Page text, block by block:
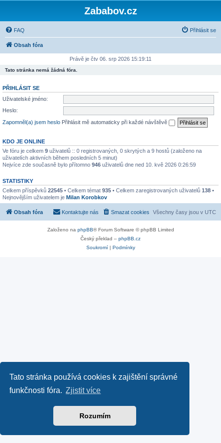
Tato stránka používá cookies k zajištění správné
funkčnosti fóra. Zjistit více
Rozumím
Zababov.cz
FAQ Přihlásit se
Obsah fóra
Právě je čtv 06. srp 2026 15:19:11
Tato stránka nemá žádná fóra.
PŘIHLÁSIT SE
Uživatelské jméno:
Heslo:
Zapomněl(a) jsem heslo Přihlásit mě automaticky při každé návštěvě
KDO JE ONLINE
Ve fóru je celkem 9 uživatelů :: 0 registrovaných, 0 skrytých a 9 hostů (založeno na
uživatelích aktivních během posledních 5 minut)
Nejvíce zde současně bylo přítomno 946 uživatelů dne ned 10. kvě 2026 0:26:59
STATISTIKY
Celkem příspěvků 22545 • Celkem témat 935 • Celkem zaregistrovaných uživatelů 138 •
Nejnovějším uživatelem je Milan Korobkov
Obsah fóra Všechny časy jsou v UTC
Smazat cookies
Kontaktujte nás
Založeno na phpBB® Forum Software © phpBB Limited
Český překlad – phpBB.cz
Soukromí| Podmínky